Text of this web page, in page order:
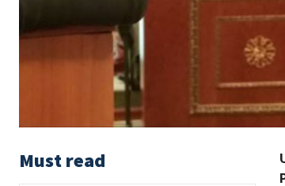
Must read